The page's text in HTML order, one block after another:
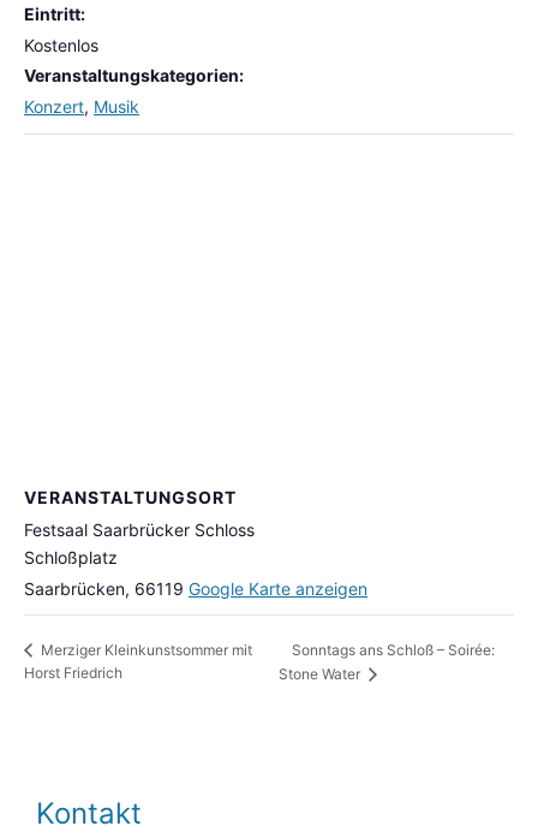
Eintritt:
Kostenlos
Veranstaltungskategorien:
Konzert, Musik
VERANSTALTUNGSORT
Festsaal Saarbrücker Schloss
Schloßplatz
Saarbrücken, 66119 Google Karte anzeigen
Merziger Kleinkunstsommer mit
Horst Friedrich
Sonntags ans Schloß – Soirée:
Stone Water
Kontakt